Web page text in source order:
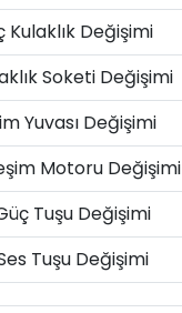
Kulaklık Değişimi
Soketi Değişimi
Yuvası Değişimi
Motoru Değişimi
Tuşu Değişimi
Tuşu Değişimi